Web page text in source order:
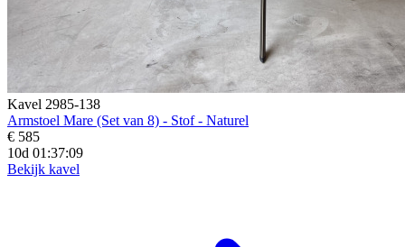
Kavel 2985-138
Armstoel Mare (Set van 8) - Stof - Naturel
€ 585
10d 01:37:07
Bekijk kavel